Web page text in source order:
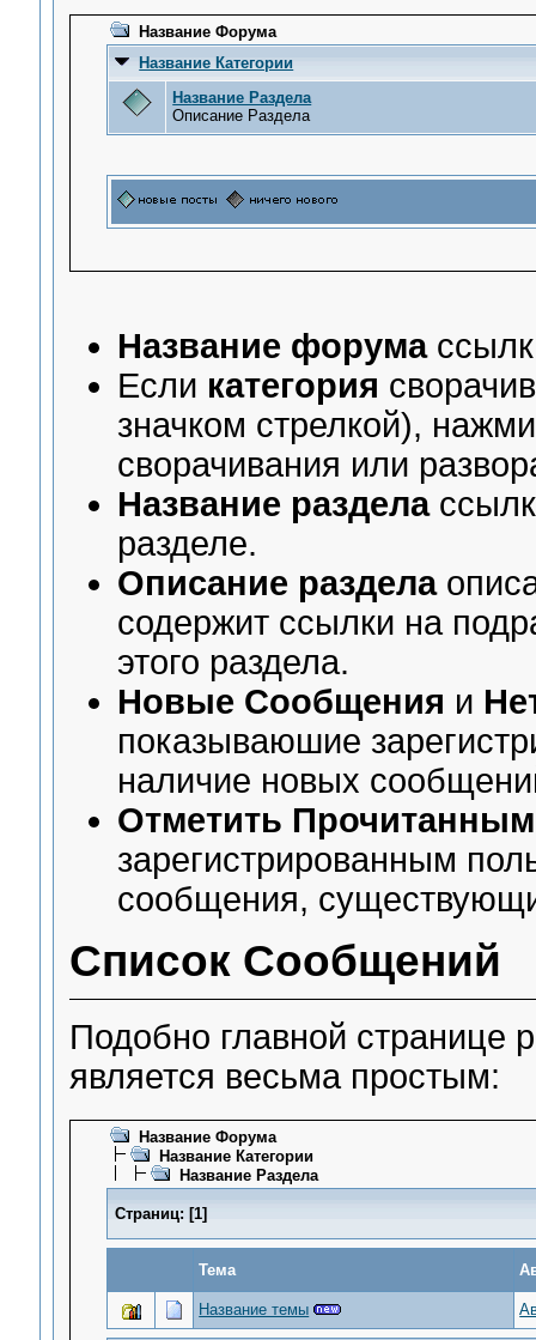
Название Форума
Название Категории
Название Раздела
Описание Раздела
Название форума
Если категория
значком стрелкой),
сворачивания или
Название раздела
разделе.
Описание раздела
содержит ссылки на
этого раздела.
Новые Сообщения и
показываюшие
наличие новых
Отметить Прочитанным
зарегистрированным
сообщения,
Список Сообщений
Подобно главной странице
является весьма простым:
Название Форума
Название Категории
Название Раздела
Страниц: [1]
Тема
Название темы